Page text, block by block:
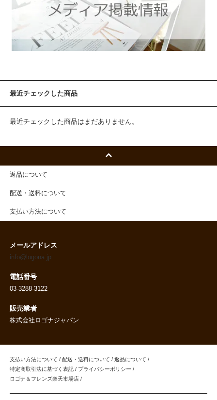
最近チェックした商品
最近チェックした商品はまだありません。
返品について
配送・送料について
支払い方法について
メールアドレス
info@logona.jp
電話番号
03-3288-3122
販売業者
株式会社ロゴナジャパン
支払い方法について / 配送・送料について / 返品について /
特定商取引法に基づく表記 / プライバシーポリシー /
ロゴナ＆フレンズ楽天市場店 /